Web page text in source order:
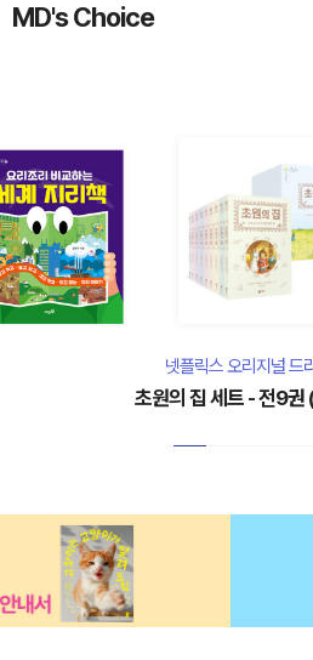
MD's Choice
넷플릭스 오리지널 드
초원의 집 세트 - 전9권